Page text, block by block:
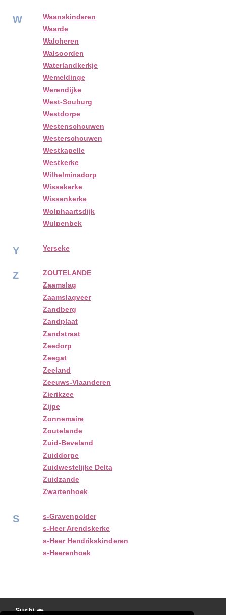
W
Waanskinderen
Waarde
Walcheren
Walsoorden
Waterlandkerkje
Wemeldinge
Werendijke
West-Souburg
Westdorpe
Westenschouwen
Westerschouwen
Westkapelle
Westkerke
Wilhelminadorp
Wissekerke
Wissenkerke
Wolphaartsdijk
Wulpenbek
Y Yerseke
Z
ZOUTELANDE
Zaamslag
Zaamslagveer
Zandberg
Zandplaat
Zandstraat
Zeedorp
Zeegat
Zeeland
Zeeuws-Vlaanderen
Zierikzee
Zijpe
Zonnemaire
Zoutelande
Zuid-Beveland
Zuiddorpe
Zuidwestelijke Delta
Zuidzande
Zwartenhoek
S
s-Gravenpolder
s-Heer Arendskerke
s-Heer Hendrikskinderen
s-Heerenhoek
Sushi 🍣